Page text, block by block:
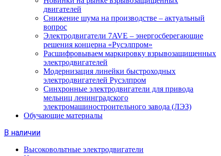
двигателей
Снижение шума на производстве – актуальный
вопрос
Электродвигатели 7AVE – энергосберегающие
решения концерна «Русэлпром»
Расшифровываем маркировку взрывозащищенных
электродвигателей
Модернизация линейки быстроходных
электродвигателей Русэлпром
Синхронные электродвигатели для привода
мельниц ленинградского
электромашиностроительного завода (ЛЭЗ)
Обучающие материалы
В наличии
Высоковольтные электродвигатели